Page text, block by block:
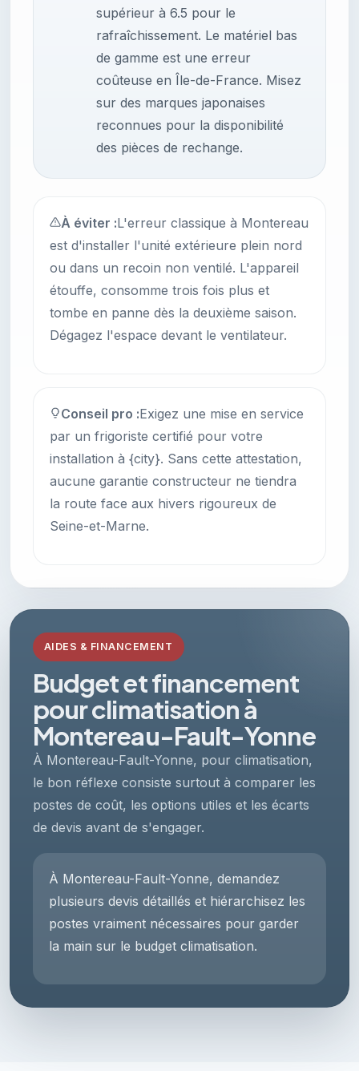
supérieur à 6.5 pour le
rafraîchissement. Le matériel bas
de gamme est une erreur
coûteuse en Île-de-France. Misez
sur des marques japonaises
reconnues pour la disponibilité
des pièces de rechange.
À éviter :L'erreur classique à Montereau
est d'installer l'unité extérieure plein nord
ou dans un recoin non ventilé. L'appareil
étouffe, consomme trois fois plus et
tombe en panne dès la deuxième saison.
Dégagez l'espace devant le ventilateur.
Conseil pro :Exigez une mise en service
par un frigoriste certifié pour votre
installation à {city}. Sans cette attestation,
aucune garantie constructeur ne tiendra
la route face aux hivers rigoureux de
Seine-et-Marne.
AIDES & FINANCEMENT
Budget et financement
pour climatisation à
Montereau-Fault-Yonne
À Montereau-Fault-Yonne, pour climatisation,
le bon réflexe consiste surtout à comparer les
postes de coût, les options utiles et les écarts
de devis avant de s'engager.
À Montereau-Fault-Yonne, demandez
plusieurs devis détaillés et hiérarchisez les
postes vraiment nécessaires pour garder
la main sur le budget climatisation.